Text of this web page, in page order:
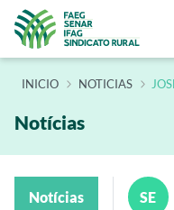
INÍCIO NOTICIAS
Notícias
Notícias SE